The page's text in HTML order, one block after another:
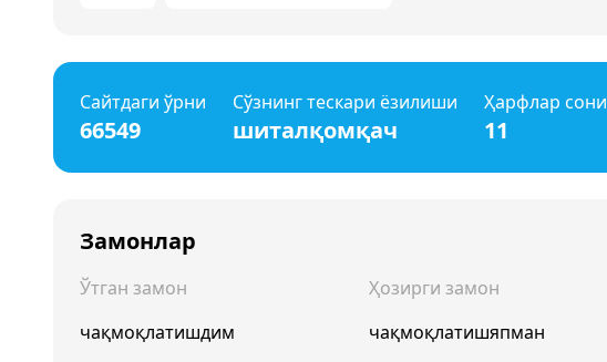
Сайтдаги ўрни
66549
Сўзнинг тескари ёзилиши
шиталқомқач
Ҳарфлар сони
11
Замонлар
Ўтган замон
чақмоқлатишдим
Ҳозирги замон
чақмоқлатишяпман